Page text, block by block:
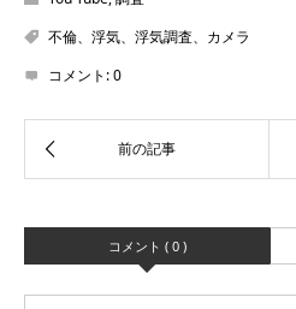
不倫、浮気、浮気調査、カメラ
コメント:0
コメント ( 0 )